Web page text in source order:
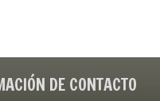
DE CONTACTO